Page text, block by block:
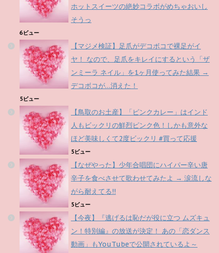
ホットスイーツの絶妙コラボがめちゃおいし
そうっ
6ビュー
【マジメ検証】足爪がデコボコで裸足がイ
ヤ！ なので、足爪をキレイにするという「ザ
ンミーラ ネイル」を1ヶ月使ってみた結果 →
デコボコが…消えた！
5ビュー
【鳥取のお土産】「ピンクカレー」はインド
人もビックリの鮮烈ピンク色！しかも意外な
ほど美味しくて2度ビックリ #買って応援
5ビュー
【なぜやった】少年合唱団にハイパー辛い唐
辛子を食べさせて歌わせてみたよ → 涙流しな
がら耐えてる!!
5ビュー
【今夜】『逃げるは恥だが役に立つ ムズキュ
ン！特別編』の放送が決定！ あの「恋ダンス
動画」もYouTubeで公開されているよ～